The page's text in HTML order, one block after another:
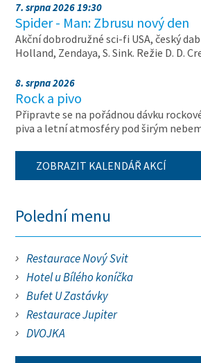
7. srpna 2026 19:30
Spider - Man: Zbrusu nový den
Akční dobrodružné sci-fi USA, český
Holland, Zendaya, S. Sink. Režie D. D.
8. srpna 2026
Rock a pivo
Připravte se na pořádnou dávku
piva a letní atmosféry pod širým
ZOBRAZIT KALENDÁŘ AKCÍ
Polední menu
Restaurace Nový Svit
Hotel u Bílého koníčka
Bufet U Zastávky
Restaurace Jupiter
DVOJKA